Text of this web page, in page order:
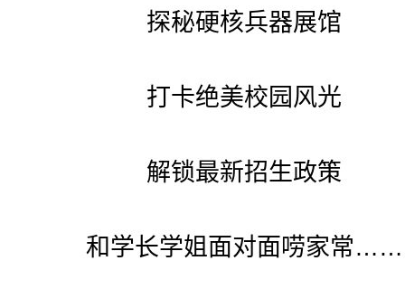
探秘硬核兵器展馆
打卡绝美校园风光
解锁最新招生政策
和学长学姐面对面唠家常……